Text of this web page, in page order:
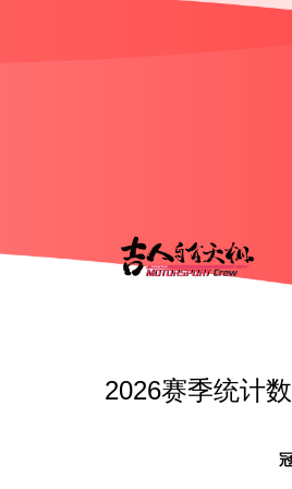
2026赛季统计